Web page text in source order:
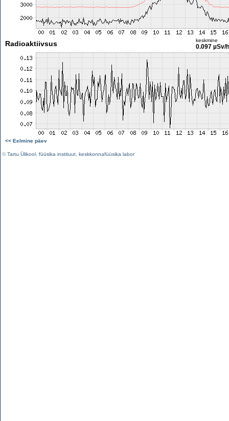
Radioaktiivsus keskmine
0.097 µSv/h
<< Eelmine päev
©Tartu Ülikool füüsika instituut keskkonnafüüsika labor